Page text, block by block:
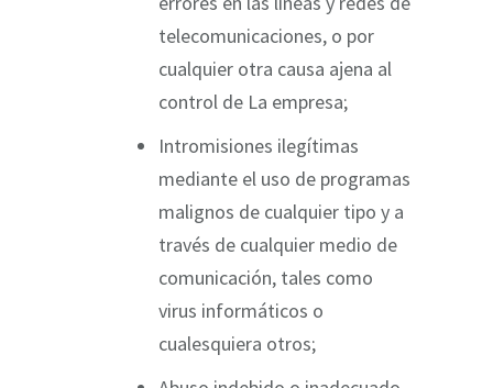
telecomunicaciones, o por
cualquier otra causa ajena al
control de La empresa;
Intromisiones ilegítimas
mediante el uso de programas
malignos de cualquier tipo y a
través de cualquier medio de
comunicación, tales como
virus informáticos o
cualesquiera otros;